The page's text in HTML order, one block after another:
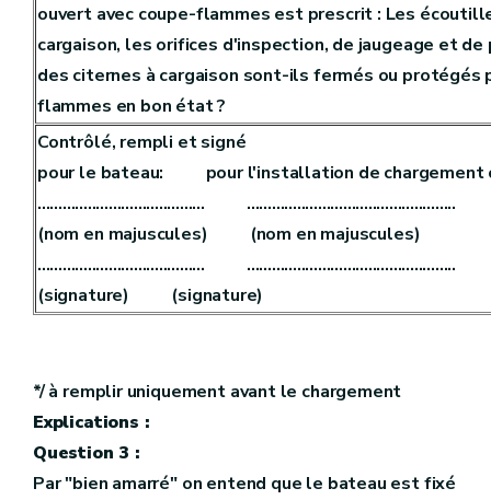
ouvert avec coupe-flammes est prescrit : Les
cargaison, les orifices d'inspection, de jaugeage et
des citernes à cargaison sont-ils fermés ou protégés
flammes en bon état ?
Contrôlé, rempli et signé
pour le bateau: pour l'installation de chargement
........................................ ..................................................
(nom en majuscules) (nom en majuscules)
........................................ ..................................................
(signature) (signature)
*/ à remplir uniquement avant le chargement
Explications :
Question 3 :
Par "bien amarré" on entend que le bateau est fixé